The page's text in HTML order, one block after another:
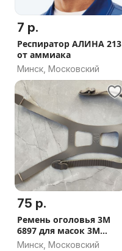
7 р.
Респиратор АЛИНА 213
от аммиака
Минск, Московский
75 р.
Ремень оголовья 3М
6897 для масок 3M
6700, 6800, 6
Минск, Московский